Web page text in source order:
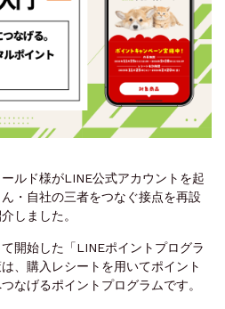
ルド様がLINE公式アカウントを起
・自社の三者をつなぐ接点を再設
しました。
開始した「LINEポイントプログラ
、購入レシートを用いてポイント
なげるポイントプログラムです。